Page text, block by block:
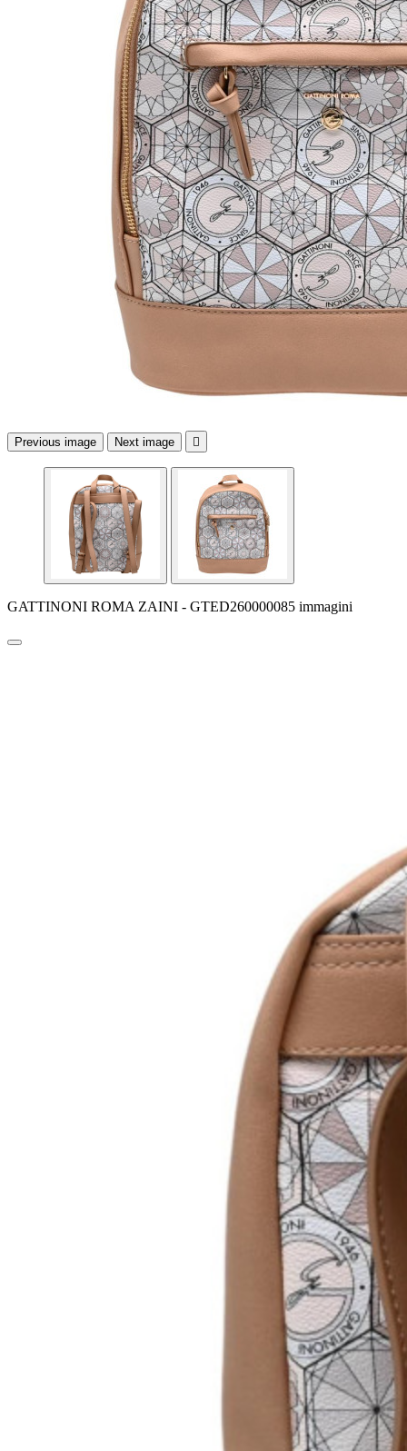
Previous image Next image 
GATTINONI ROMA ZAINI - GTED260000085 immagini